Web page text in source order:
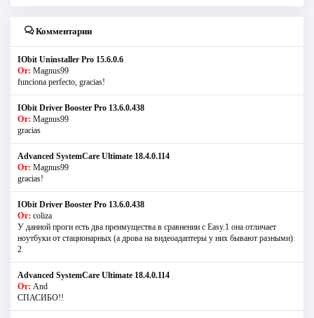
Комментарии
IObit Uninstaller Pro 15.6.0.6
От: Magnus99
funciona perfecto, gracias!
IObit Driver Booster Pro 13.6.0.438
От: Magnus99
gracias
Advanced SystemCare Ultimate 18.4.0.114
От: Magnus99
gracias!
IObit Driver Booster Pro 13.6.0.438
От: coliza
У данной проги есть два преимущества в сравнении с Easy.1 она отличает
ноутбуки от стационарных (а дрова на видеоадаптеры у них бывают разными)
2
Advanced SystemCare Ultimate 18.4.0.114
От: And
СПАСИБО!!